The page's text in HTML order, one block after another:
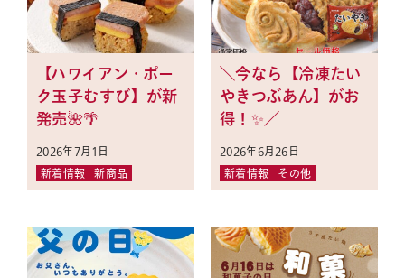
業務用あんこの販売
サザエについて
【ハワイアン・ポー
ク玉子むすび】が新
発売🌺🌴
2026年7月1日
新着情報 新商品
＼今なら【冷凍たい
やきつぶあん】がお
得！✨／
2026年6月26日
新着情報 その他